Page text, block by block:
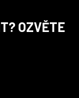
OZVĚTE